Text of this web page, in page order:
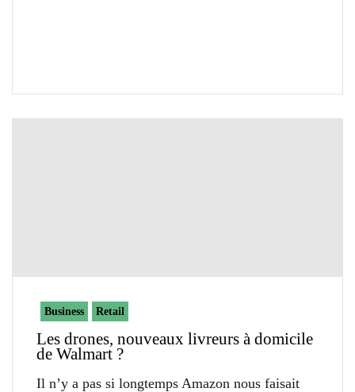
Business Retail
Les drones, nouveaux livreurs à domicile
de Walmart ?
Il n’y a pas si longtemps Amazon nous faisait